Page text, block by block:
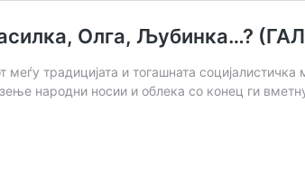
Олга, Љубинка…?
традицијата и тогашната социјалистичка
народни носии и облека со конец ги